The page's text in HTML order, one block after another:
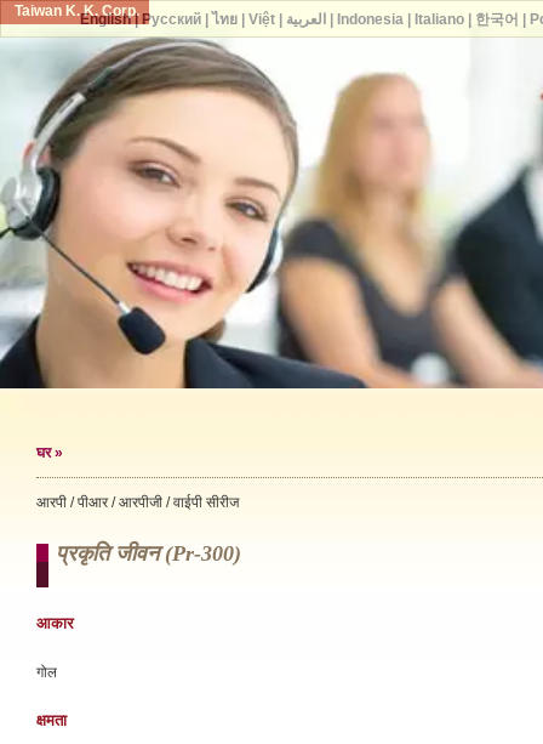
Taiwan K. K. Corp.
घर»
आरपी / पीआर / आरपीजी / वाईपी सीरीज
प्रकृति जीवन (pr-300)
आकार
गोल
क्षमता
English| Русский| ไทย| Việt| العربية Indonesia| Italiano| 한국어